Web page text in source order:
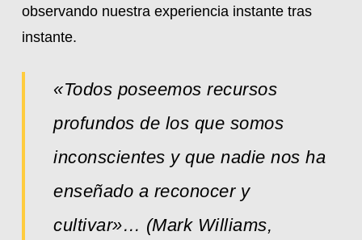
observando nuestra experiencia instante tras
instante.
«Todos poseemos recursos
profundos de los que somos
inconscientes y que nadie nos ha
enseñado a reconocer y
cultivar»… (Mark Williams,